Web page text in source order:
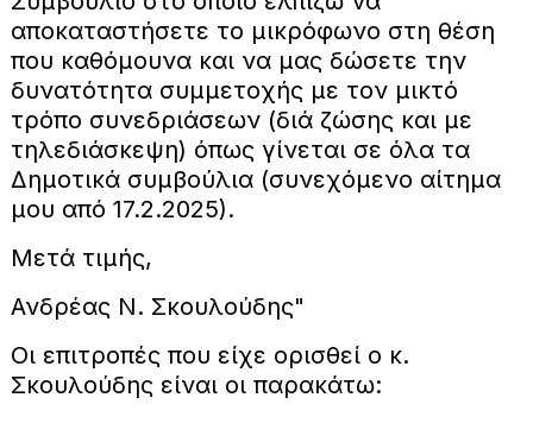
αποκαταστήσετε το μικρόφωνο στη θέση
που καθόμουνα και να μας δώσετε την
δυνατότητα συμμετοχής με τον μικτό
τρόπο συνεδριάσεων (διά ζώσης και με
τηλεδιάσκεψη) όπως γίνεται σε όλα τα
Δημοτικά συμβούλια (συνεχόμενο αίτημα
μου από 17.2.2025).
Μετά τιμής,
Ανδρέας Ν. Σκουλούδης"
Οι επιτροπές που είχε ορισθεί ο κ.
Σκουλούδης είναι οι παρακάτω: